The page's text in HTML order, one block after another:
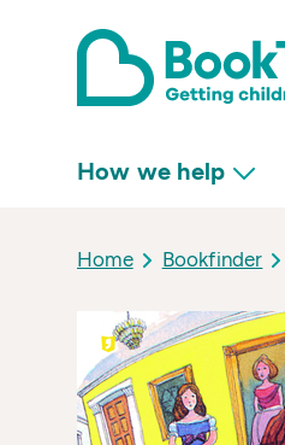
How we help
Home Bookfinder